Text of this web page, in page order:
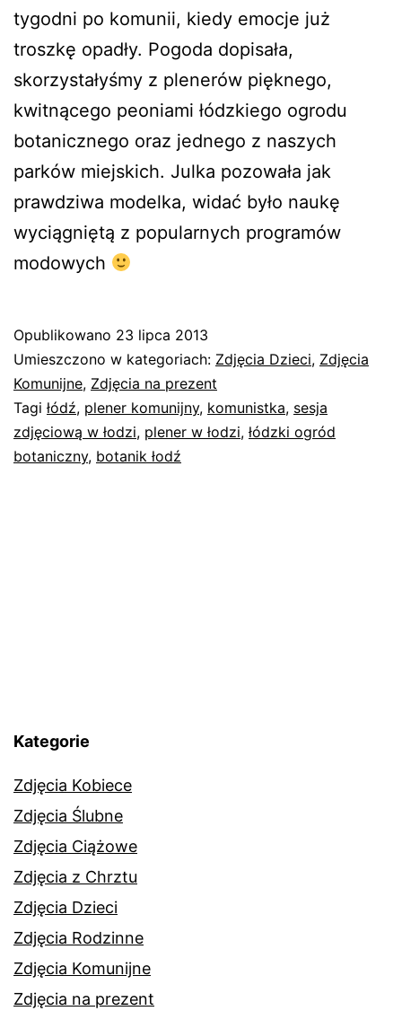
tygodni po komunii, kiedy emocje już
troszkę opadły. Pogoda dopisała,
skorzystałyśmy z plenerów pięknego,
kwitnącego peoniami łódzkiego ogrodu
botanicznego oraz jednego z naszych
parków miejskich. Julka pozowała jak
prawdziwa modelka, widać było naukę
wyciągniętą z popularnych programów
modowych
Opublikowano 23 lipca 2013
Umieszczono w kategoriach: Zdjęcia Dzieci, Zdjęcia
Komunijne, Zdjęcia na prezent
Tagi łódź, plener komunijny, komunistka, sesja
zdjęciową w łodzi, plener w łodzi, łódzki ogród
botaniczny, botanik łodź
Kategorie
Zdjęcia Kobiece
Zdjęcia Ślubne
Zdjęcia Ciążowe
Zdjęcia z Chrztu
Zdjęcia Dzieci
Zdjęcia Rodzinne
Zdjęcia Komunijne
Zdjęcia na prezent